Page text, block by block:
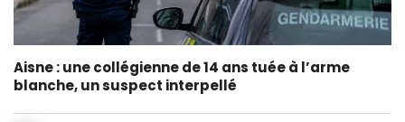
Aisne : une collégienne de 14 ans tuée à l’arme
blanche, un suspect interpellé